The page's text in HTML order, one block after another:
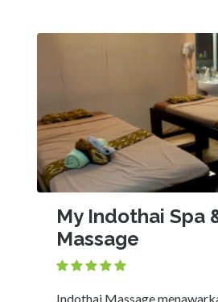
My Indothai Spa
Massage
Indothai Massage